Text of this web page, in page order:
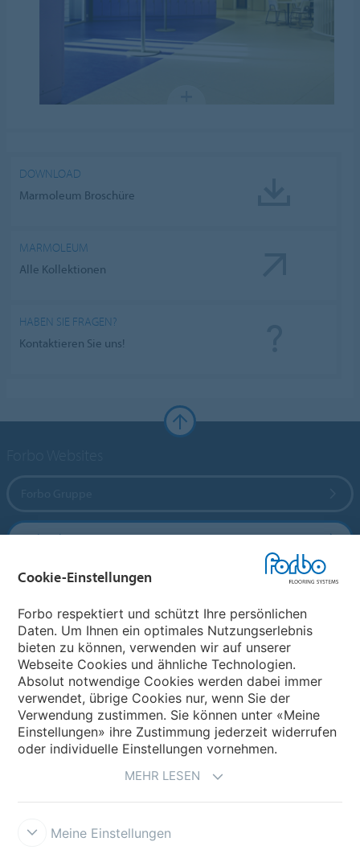
DOWNLOAD
Marmoleum Broschüre
MARMOLEUM
Alle Kollektionen
HABEN SIE FRAGEN?
Kontaktieren Sie uns!
Forbo Flooring Systems
Forbo Movement Systems
Land auswählen
Land auswählen
Cookie-Einstellungen
Forbo respektiert und schützt Ihre persönlichen
Daten. Um Ihnen ein optimales Nutzungserlebnis
bieten zu können, verwenden wir auf unserer
Webseite Cookies und ähnliche Technologien.
Absolut notwendige Cookies werden dabei immer
verwendet, übrige Cookies nur, wenn Sie der
Verwendung zustimmen. Sie können unter «Meine
Einstellungen» ihre Zustimmung jederzeit widerrufen
oder individuelle Einstellungen vornehmen.
MEHR LESEN
Meine Einstellungen